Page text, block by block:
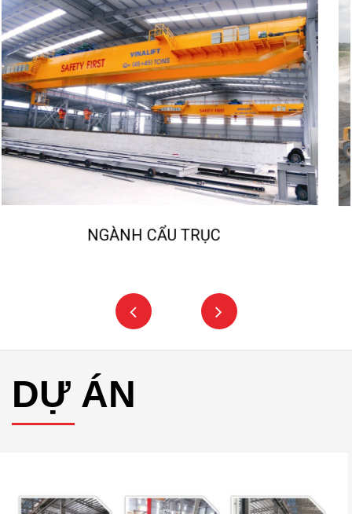
NGÀNH NGHIỀN ĐÁ, CÁT NHÂN TẠO
DỰ ÁN